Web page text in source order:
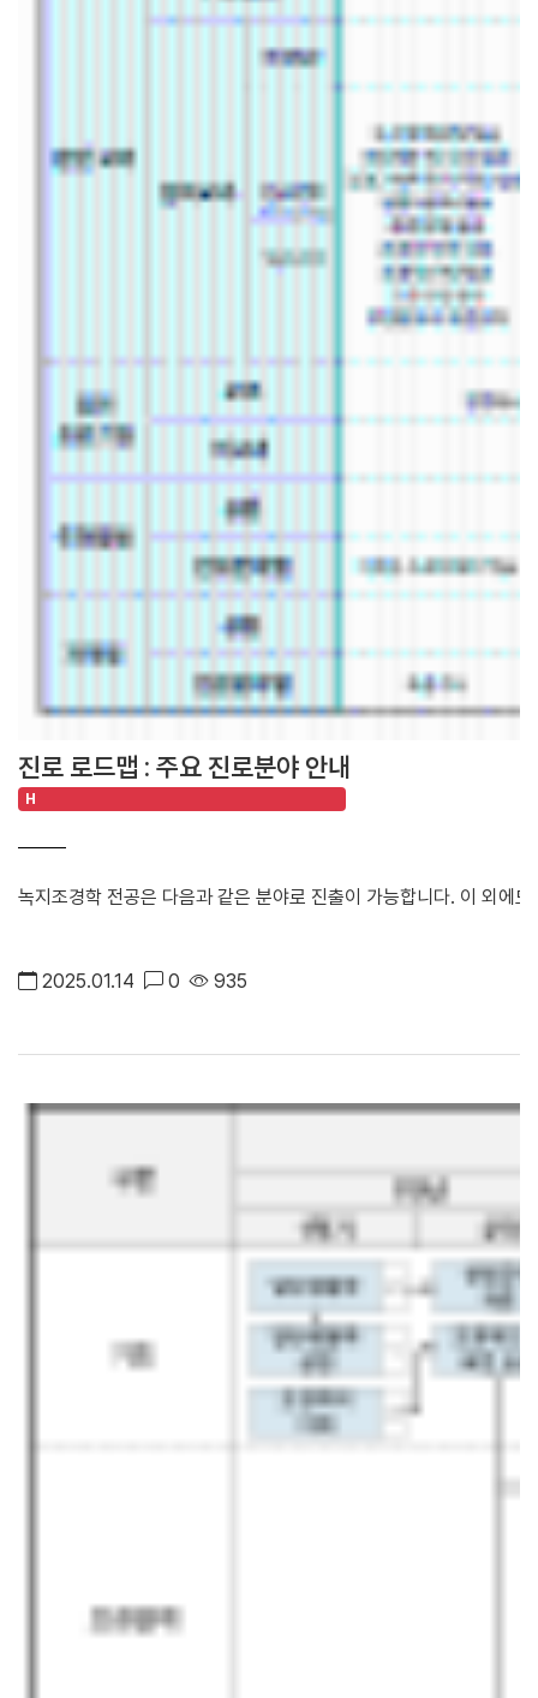
진로 로드맵 : 주요 진로분야 안내
H
녹지조경학 전공은 다음과 같은 분야로 진출이 가능합니다. 이 외에
2025.01.14 0 935